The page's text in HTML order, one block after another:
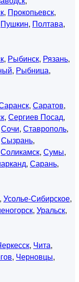
, Прокопьевск,
Пушкин, Полтава,
, Рыбинск, Рязань,
, Рыбница,
, Саратов,
, Сергиев Посад,
Сочи, Ставрополь,
Сызрань,
Соликамск, Сумы,
, Сарань,
, Усолье-Сибирское,
, Уральск,
, Чита,
, Черновцы,